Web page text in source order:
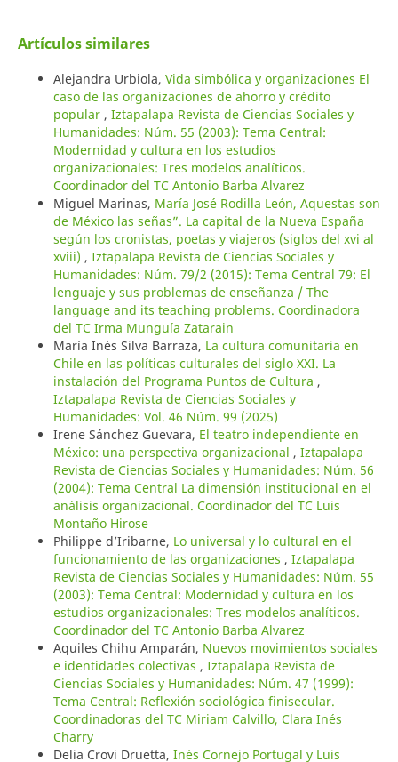
Artículos similares
Alejandra Urbiola, Vida simbólica y organizaciones El
caso de las organizaciones de ahorro y crédito
popular , Iztapalapa Revista de Ciencias Sociales y
Humanidades: Núm. 55 (2003): Tema Central:
Modernidad y cultura en los estudios
organizacionales: Tres modelos analíticos.
Coordinador del TC Antonio Barba Alvarez
Miguel Marinas, María José Rodilla León, Aquestas son
de México las señas”. La capital de la Nueva España
según los cronistas, poetas y viajeros (siglos del xvi al
xviii) , Iztapalapa Revista de Ciencias Sociales y
Humanidades: Núm. 79/2 (2015): Tema Central 79: El
lenguaje y sus problemas de enseñanza / The
language and its teaching problems. Coordinadora
del TC Irma Munguía Zatarain
María Inés Silva Barraza, La cultura comunitaria en
Chile en las políticas culturales del siglo XXI. La
instalación del Programa Puntos de Cultura ,
Iztapalapa Revista de Ciencias Sociales y
Humanidades: Vol. 46 Núm. 99 (2025)
Irene Sánchez Guevara, El teatro independiente en
México: una perspectiva organizacional , Iztapalapa
Revista de Ciencias Sociales y Humanidades: Núm. 56
(2004): Tema Central La dimensión institucional en el
análisis organizacional. Coordinador del TC Luis
Montaño Hirose
Philippe d’Iribarne, Lo universal y lo cultural en el
funcionamiento de las organizaciones , Iztapalapa
Revista de Ciencias Sociales y Humanidades: Núm. 55
(2003): Tema Central: Modernidad y cultura en los
estudios organizacionales: Tres modelos analíticos.
Coordinador del TC Antonio Barba Alvarez
Aquiles Chihu Amparán, Nuevos movimientos sociales
e identidades colectivas , Iztapalapa Revista de
Ciencias Sociales y Humanidades: Núm. 47 (1999):
Tema Central: Reflexión sociológica finisecular.
Coordinadoras del TC Miriam Calvillo, Clara Inés
Charry
Delia Crovi Druetta, Inés Cornejo Portugal y Luis